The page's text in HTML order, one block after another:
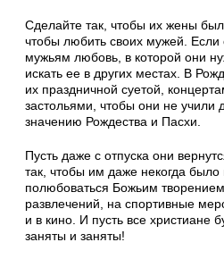
Сделайте так, чтобы их жены
чтобы любить своих мужей. Если
мужьям любовь, в которой они
искать ее в других местах. В
их праздничной суетой,
застольями, чтобы они не учили
значению Рождества и Пасхи.
Пусть даже с отпуска они
так, чтобы им даже некогда было
полюбоваться Божьим
развлечений, на спортивные
и в кино. И пусть все христиане
заняты и заняты!